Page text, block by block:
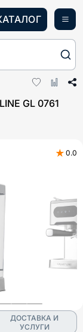
GL 0761
★ 0.0
ДОСТАВКА И
УСЛУГИ